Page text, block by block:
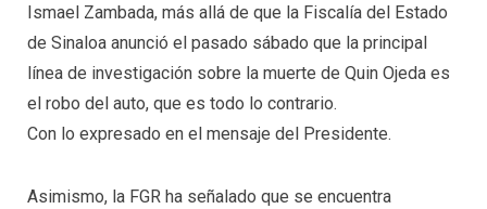
Ismael Zambada, más allá de que la Fiscalía del Estado
de Sinaloa anunció el pasado sábado que la principal
línea de investigación sobre la muerte de Quin Ojeda es
el robo del auto, que es todo lo contrario.
Con lo expresado en el mensaje del Presidente.
Asimismo, la FGR ha señalado que se encuentra